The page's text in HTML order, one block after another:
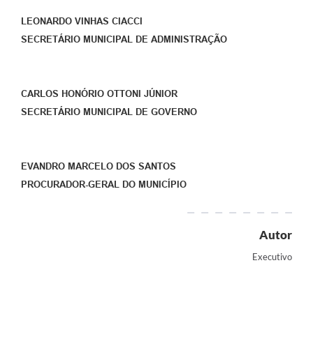
LEONARDO VINHAS CIACCI
SECRETÁRIO MUNICIPAL DE ADMINISTRAÇÃO
CARLOS HONÓRIO OTTONI JÚNIOR
SECRETÁRIO MUNICIPAL DE GOVERNO
EVANDRO MARCELO DOS SANTOS
PROCURADOR-GERAL DO MUNICÍPIO
Autor
Executivo